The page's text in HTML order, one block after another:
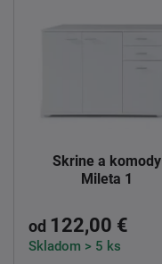
Skrine a komody
Mileta 1
od 122,00 €
Skladom > 5 ks